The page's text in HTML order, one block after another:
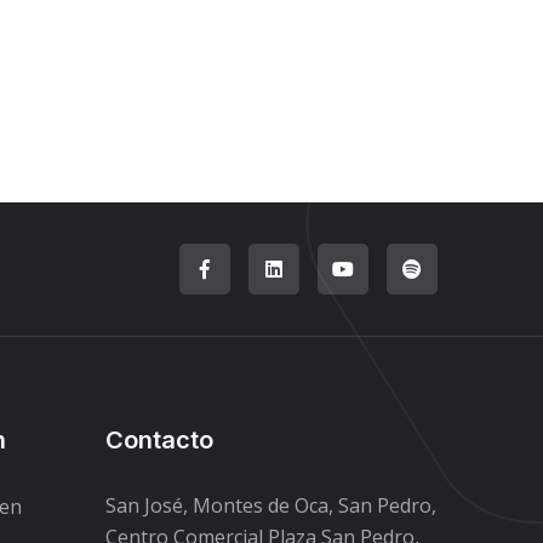
Contacto
San José, Montes de Oca, San Pedro,
Centro Comercial Plaza San Pedro,